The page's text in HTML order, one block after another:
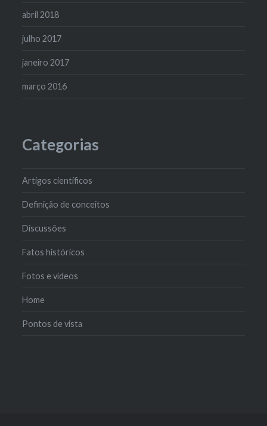
abril 2018
julho 2017
janeiro 2017
março 2016
Categorias
Artigos científicos
Definição de conceitos
Discussões
Fatos históricos
Fotos e vídeos
Home
Pontos de vista